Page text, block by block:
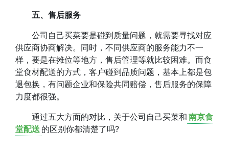
五、售后服务
公司自己买菜要是碰到质量问题，就需要寻找对应
供应商协商解决。同时，不同供应商的服务能力不一
样，要是在摊位等地方，售后管理等就比较困难。而食
堂食材配送的方式，客户碰到品质问题，基本上都是包
退包换，有问题企业和保险共同赔偿，售后服务的保障
力度都很强。
通过五大方面的对比，关于公司自己买菜和 南京食
堂配送 的区别你都清楚了吗?